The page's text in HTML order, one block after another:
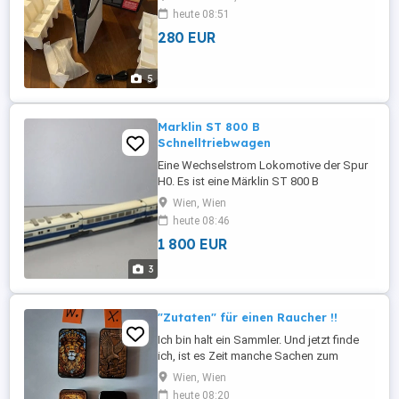
5
heute 08:51
280 EUR
3
Marklin ST 800 B
Schnelltriebwagen
Eine Wechselstrom Lokomotive der Spur
H0. Es ist eine Märklin ST 800 B
Schnelltriebwagen blau beige Spur H0.
Modellbauartikel - kein Spielzeug. Nicht
geeignet für Personen unter 14 Jahren. Die
Funktion wurde erfolgreich geprüft. Das
Wien, Wien
heute 08:46
1 800 EUR
"Zutaten" für einen Raucher !!
Ich bin halt ein Sammler. Und jetzt finde
ich, ist es Zeit manche Sachen zum
abgeben. Auf dieser Seite hätte ich
wunderschöne, interessante
Wien, Wien
heute 08:20